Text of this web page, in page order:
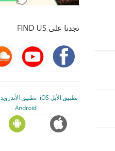
تجدنا على FIND US
تطبيق الأبل iOS
تطبيق الأندرويد
Android